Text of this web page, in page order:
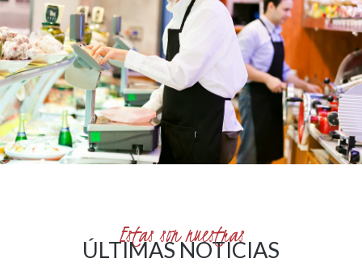
Estas son nuestras
ÚLTIMAS NOTICIAS